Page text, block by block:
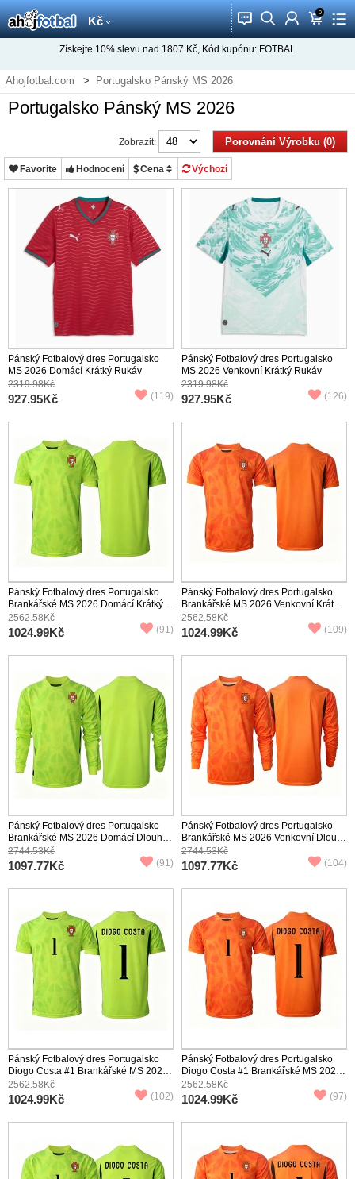
Kč 󰂱 󰂨 󰃳 0
󰃦 󰃖
Získejte 10% slevu nad 1807 Kč, Kód kupónu: FOTBAL
Ahojfotbal.com Portugalsko Pánský MS 2026
Portugalsko Pánský MS 2026
Porovnání Výrobku (0)
Zobrazit:
Favorite Hodnocení Cena Výchozí
Pánský Fotbalový dres Portugalsko
MS 2026 Domácí Krátký Rukáv
2319.98Kč
927.95Kč (119)
Pánský Fotbalový dres Portugalsko
MS 2026 Venkovní Krátký Rukáv
2319.98Kč
927.95Kč (126)
Pánský Fotbalový dres Portugalsko
Brankářské MS 2026 Domácí Krátký
Rukáv
2562.58Kč
1024.99Kč (91)
Pánský Fotbalový dres Portugalsko
Brankářské MS 2026 Venkovní Krátký
Rukáv
2562.58Kč
1024.99Kč (109)
Pánský Fotbalový dres Portugalsko
Brankářské MS 2026 Domácí Dlouhý
Rukáv
2744.53Kč
1097.77Kč (91)
Pánský Fotbalový dres Portugalsko
Brankářské MS 2026 Venkovní Dlouhý
Rukáv
2744.53Kč
1097.77Kč (104)
Pánský Fotbalový dres Portugalsko
Diogo Costa #1 Brankářské MS 2026
Domácí Krátký Rukáv
2562.58Kč
1024.99Kč (102)
Pánský Fotbalový dres Portugalsko
Diogo Costa #1 Brankářské MS 2026
Venkovní Krátký Rukáv
2562.58Kč
1024.99Kč (97)